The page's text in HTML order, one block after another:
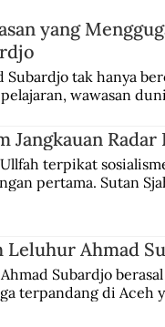
Radar Bung
yang
Subardjo tak hanya
wawasan
Multatuli, hingga
Jangkauan
terpikat
pertama. Sutan
Leluhur Ahmad
Subardjo
terpandang di Aceh